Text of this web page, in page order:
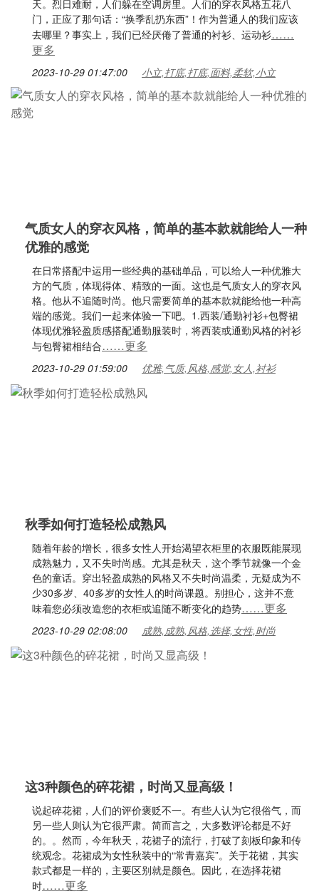
天。烈日难耐，人们躲在空调房里。人们的穿衣风格五花八
门，正应了那句话：“换季乱扔东西”！作为普通人的我们应该
去哪里？事实上，我们已经厌倦了普通的衬衫、运动衫……
更多
2023-10-29 01:47:00 小立,打底,打底,面料,柔软,小立
气质女人的穿衣风格，简单的基本款就能给人一种
优雅的感觉
在日常搭配中运用一些经典的基础单品，可以给人一种优雅大
方的气质，体现得体、精致的一面。这也是气质女人的穿衣风
格。他从不追随时尚。他只需要简单的基本款就能给他一种高
端的感觉。我们一起来体验一下吧。1.西装/通勤衬衫+包臀裙
体现优雅轻盈质感搭配通勤服装时，将西装或通勤风格的衬衫
与包臀裙相结合……更多
2023-10-29 01:59:00 优雅,气质,风格,感觉,女人,衬衫
秋季如何打造轻松成熟风
随着年龄的增长，很多女性人开始渴望衣柜里的衣服既能展现
成熟魅力，又不失时尚感。尤其是秋天，这个季节就像一个金
色的童话。穿出轻盈成熟的风格又不失时尚温柔，无疑成为不
少30多岁、40多岁的女性人的时尚课题。别担心，这并不意
味着您必须改造您的衣柜或追随不断变化的趋势……更多
2023-10-29 02:08:00 成熟,成熟,风格,选择,女性,时尚
这3种颜色的碎花裙，时尚又显高级！
说起碎花裙，人们的评价褒贬不一。有些人认为它很俗气，而
另一些人则认为它很严肃。简而言之，大多数评论都是不好
的。。然而，今年秋天，花裙子的流行，打破了刻板印象和传
统观念。花裙成为女性秋装中的“常青嘉宾”。关于花裙，其实
款式都是一样的，主要区别就是颜色。因此，在选择花裙
时……更多